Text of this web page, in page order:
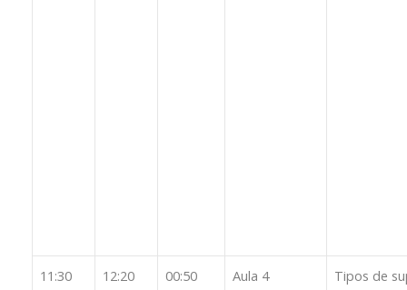
11:30 12:20 00:50 Aula 4
Tipos de